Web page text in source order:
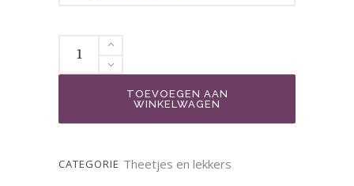
TOEVOEGEN AAN
WINKELWAGEN
CATEGORIE Theetjes en lekkers